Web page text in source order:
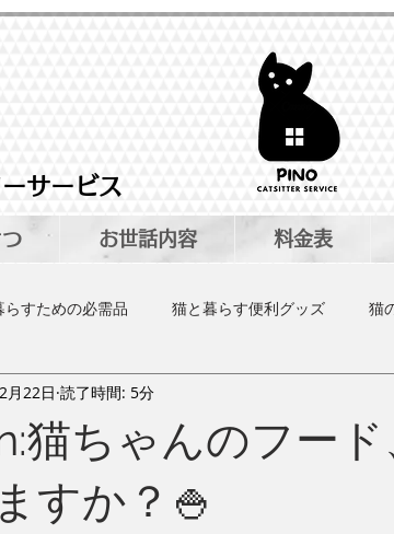
サービス
お世話内容 料金表
らすための必需品 猫と暮らす便利グッズ 猫
猫グッズ 猫とインテリア
猫ちゃんのフー
すか？🍚
月22日 読了時間: 5分